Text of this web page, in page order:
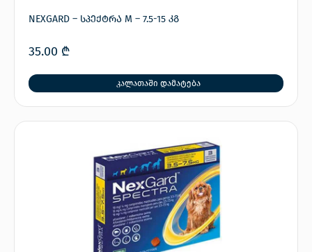
NEXGARD – სპექტრა M – 7.5-15 კგ
35.00 ₾
კალათაში დამატება